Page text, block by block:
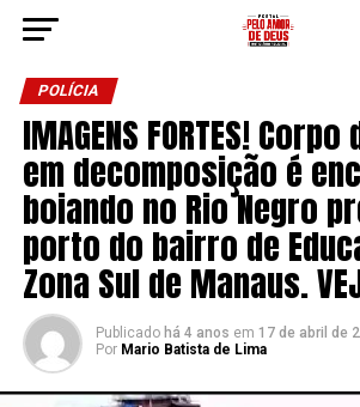
POLÍCIA
IMAGENS FORTES!
em decomposição é
boiando no Rio Negro
porto do bairro de
Zona Sul de Manaus.
Publicado há 4 anos em 17 de abril de
Por Mario Batista de Lima